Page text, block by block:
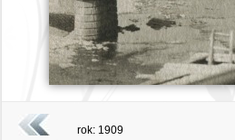
rok: 1909